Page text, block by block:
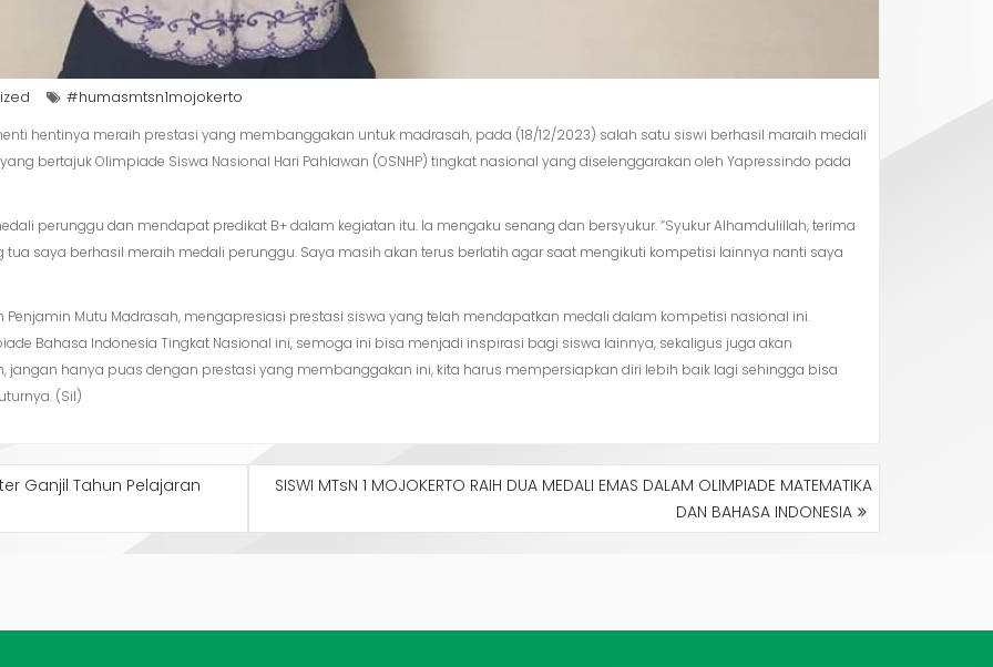
#humasmtsn1mojokerto
hentinya meraih prestasi yang membanggakan untuk madrasah, pada (18/12/2023) salah satu siswi berhasil maraih medali
bertajuk Olimpiade Siswa Nasional Hari Pahlawan (OSNHP) tingkat nasional yang diselenggarakan oleh Yapressindo pada
perunggu dan mendapat predikat B+ dalam kegiatan itu. Ia mengaku senang dan bersyukur. “Syukur Alhamdulillah, terima
saya berhasil meraih medali perunggu. Saya masih akan terus berlatih agar saat mengikuti kompetisi lainnya nanti saya
Penjamin Mutu Madrasah, mengapresiasi prestasi siswa yang telah mendapatkan medali dalam kompetisi nasional ini.
Bahasa Indonesia Tingkat Nasional ini, semoga ini bisa menjadi inspirasi bagi siswa lainnya, sekaligus juga akan
hanya puas dengan prestasi yang membanggakan ini, kita harus mempersiapkan diri lebih baik lagi sehingga bisa
(Sil)
Ganjil Tahun Pelajaran
SISWI MTsN 1 MOJOKERTO RAIH DUA MEDALI EMAS DALAM OLIMPIADE MATEMATIKA
DAN BAHASA INDONESIA